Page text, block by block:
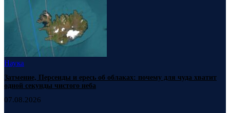
Наука
Затмение, Персеиды и ересь об облаках: почему для чуда хватит
одной секунды чистого неба
07.08.2026